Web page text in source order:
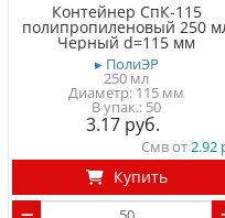
Контейнер СпК-115
полипропиленовый 250
Черный d=115 мм
▸ ПолиЭР
250 мл
Диаметр: 115 мм
50
3.17
Смв от2.92
Купить